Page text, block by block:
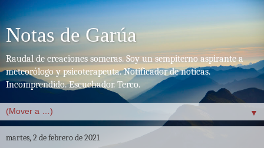
Notas de Garúa
Raudal de creaciones someras. Soy un sempiterno aspirante a
meteorólogo y psicoterapeuta. Notificador de noticas.
Incomprendido. Escuchador. Terco.
▼
martes, 2 de febrero de 2021